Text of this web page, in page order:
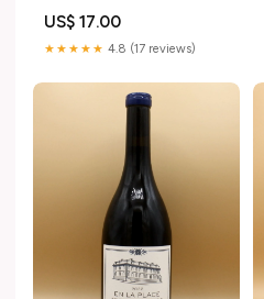
US$ 17.00
★★★★★ 4.8 (17 reviews)